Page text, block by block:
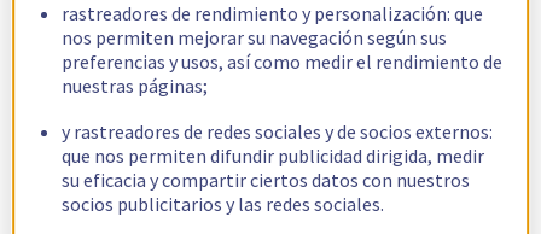
rastreadores de rendimiento y personalización: que
nos permiten mejorar su navegación según sus
preferencias y usos, así como medir el rendimiento de
nuestras páginas;
y rastreadores de redes sociales y de socios externos:
que nos permiten difundir publicidad dirigida, medir
su eficacia y compartir ciertos datos con nuestros
socios publicitarios y las redes sociales.